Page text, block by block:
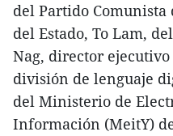
del Partido
del Estado, To Lam,
Nag, director
división de lenguaje
del Ministerio de
Información (MeitY)